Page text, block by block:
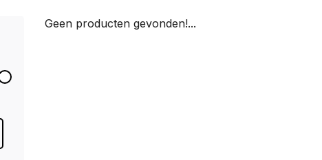
Geen producten gevonden!...